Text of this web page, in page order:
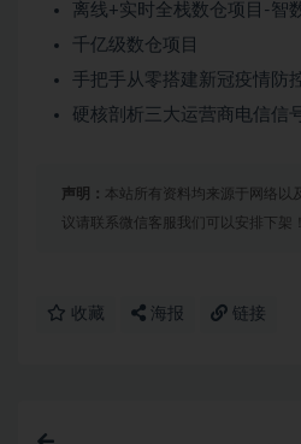
离线+实时全栈数仓项目-智
千亿级数仓项目
手把手从零搭建新冠疫情防
硬核剖析三大运营商电信信
声明： 本站所有资料均来源于网络以
议请联系微信客服我们可以安排下架！
收藏 海报 链接